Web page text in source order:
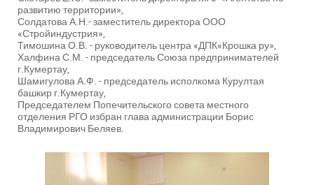
развитию территории»,
Солдатова А.Н.- заместитель директора ООО
«Стройиндустрия»,
Тимошина О.В. - руководитель центра «ДПК«Крошка ру»,
Халфина С.М. - председатель Союза предпринимателей
г.Кумертау,
Шамигулова А.Ф. - председатель исполкома Курултая
башкир г.Кумертау,
Председателем Попечительского совета местного
отделения РГО избран глава администрации Борис
Владимирович Беляев.